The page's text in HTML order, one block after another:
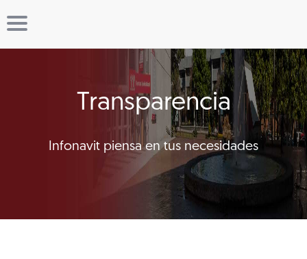
Transparencia
Infonavit piensa en tus necesidades